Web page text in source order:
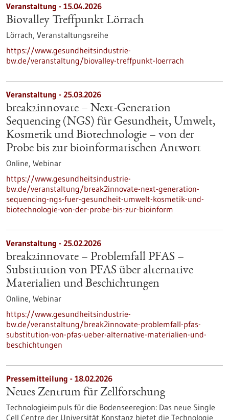
Veranstaltung - 15.04.2026
Biovalley Treffpunkt Lörrach
Lörrach, Veranstaltungsreihe
https://www.gesundheitsindustrie-
bw.de/veranstaltung/biovalley-treffpunkt-loerrach
Veranstaltung - 25.03.2026
break2innovate – Next-Generation
Sequencing (NGS) für Gesundheit, Umwelt,
Kosmetik und Biotechnologie – von der
Probe bis zur bioinformatischen Antwort
Online, Webinar
https://www.gesundheitsindustrie-
bw.de/veranstaltung/break2innovate-next-generation-
sequencing-ngs-fuer-gesundheit-umwelt-kosmetik-und-
biotechnologie-von-der-probe-bis-zur-bioinform
Veranstaltung - 25.02.2026
break2innovate – Problemfall PFAS –
Substitution von PFAS über alternative
Materialien und Beschichtungen
Online, Webinar
https://www.gesundheitsindustrie-
bw.de/veranstaltung/break2innovate-problemfall-pfas-
substitution-von-pfas-ueber-alternative-materialien-und-
beschichtungen
Pressemitteilung - 18.02.2026
Neues Zentrum für Zellforschung
Technologieimpuls für die Bodenseeregion: Das neue Single
Cell Centre der Universität Konstanz bietet die Technologie